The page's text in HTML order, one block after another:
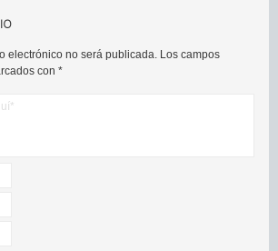
electrónico no será publicada. Los campos
con *